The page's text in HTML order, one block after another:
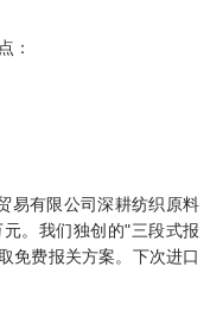
：
有限公司深耕纺织原料
。我们独创的"三段式报
免费报关方案。下次进口